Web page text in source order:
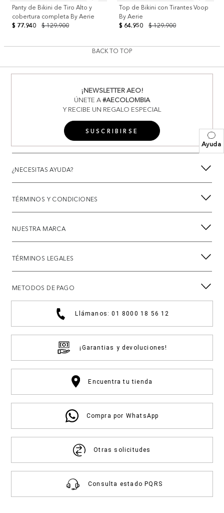
Ayuda
Panty de Bikini de Tiro Alto y
cobertura completa By Aerie
$ 129.900
$ 77.940
Top de Bikini con Tirantes Voop
By Aerie
$ 129.900
$ 64.950
BACK TO TOP
¡NEWSLETTER AEO!
ÚNETE A#AECOLOMBIA
Y RECIBE UN REGALO ESPECIAL
SUSCRIBIRSE
¿NECESITAS AYUDA?
TÉRMINOS Y CONDICIONES
NUESTRA MARCA
TÉRMINOS LEGALES
METODOS DE PAGO
Llámanos: 01 8000 18 56 12
¡Garantias y devoluciones!
Encuentra tu tienda
Compra por WhatsApp
Otras solicitudes
Consulta estado PQRS